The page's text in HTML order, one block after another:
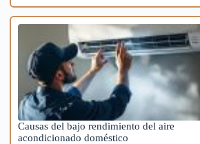
Causas del bajo rendimiento del aire
acondicionado doméstico